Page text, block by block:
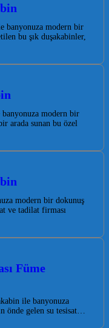
banyonuza modern bir
bu şık duşakabinler,
modern bir
arada sunan bu özel
modern bir dokunuş
ve tadilat firması
Füme
ile banyonuza
önde gelen su tesisat…